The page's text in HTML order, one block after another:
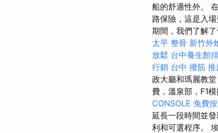
船的舒適性外。
路保險，這是入
期間，我們了解
太平 整骨 新竹外
放鬆 台中養生館
行銷 台中 撥筋 推
政大廳和瑪麗教
費，溫泉部，F1
CONSOLE 免費
延長一段時間並
利和可選程序。